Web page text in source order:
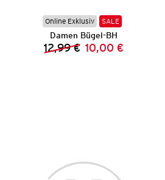
Online Exklusiv SALE
Damen Bügel-BH
Vorheriger Preis:
12,99 € Neuer Preis:
10,00 €